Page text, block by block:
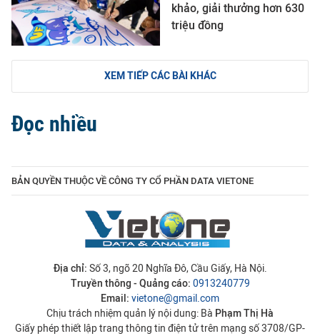
khảo, giải thưởng hơn 630
triệu đồng
XEM TIẾP CÁC BÀI KHÁC
Đọc nhiều
BẢN QUYỀN THUỘC VỀ CÔNG TY CỔ PHẦN DATA VIETONE
Địa chỉ: Số 3, ngõ 20 Nghĩa Đô, Cầu Giấy, Hà Nội.
Truyền thông - Quảng cáo: 0913240779
Email: vietone@gmail.com
Chịu trách nhiệm quản lý nội dung: Bà Phạm Thị Hà
Giấy phép thiết lập trang thông tin điện tử trên mạng số 3708/GP-